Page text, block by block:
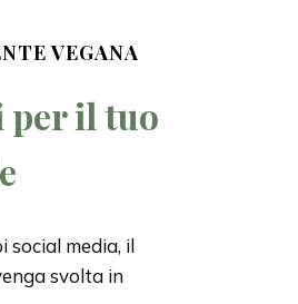
VEGANA
per il tuo
social media, il
svolta in